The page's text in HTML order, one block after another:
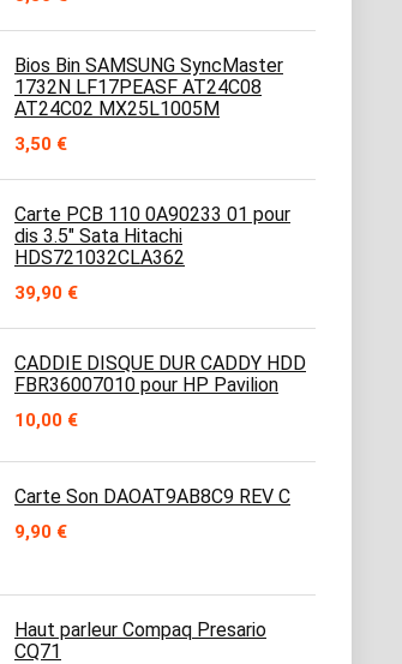
Bios Bin SAMSUNG SyncMaster
1732N LF17PEASF AT24C08
AT24C02 MX25L1005M
3,50 €
Carte PCB 110 0A90233 01 pour
dis 3.5" Sata Hitachi
HDS721032CLA362
39,90 €
CADDIE DISQUE DUR CADDY HDD
FBR36007010 pour HP Pavilion
10,00 €
Carte Son DAOAT9AB8C9 REV C
9,90 €
Haut parleur Compaq Presario
CQ71